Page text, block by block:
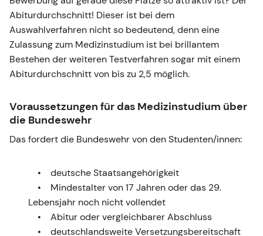
Abiturdurchschnitt! Dieser ist bei dem
Auswahlverfahren nicht so bedeutend, denn eine
Zulassung zum Medizinstudium ist bei brillantem
Bestehen der weiteren Testverfahren sogar mit einem
Abiturdurchschnitt von bis zu 2,5 möglich.
Voraussetzungen für das Medizinstudium über
die Bundeswehr
Das fordert die Bundeswehr von den Studenten/innen:
deutsche Staatsangehörigkeit
Mindestalter von 17 Jahren oder das 29.
Lebensjahr noch nicht vollendet
Abitur oder vergleichbarer Abschluss
deutschlandsweite Versetzungsbereitschaft